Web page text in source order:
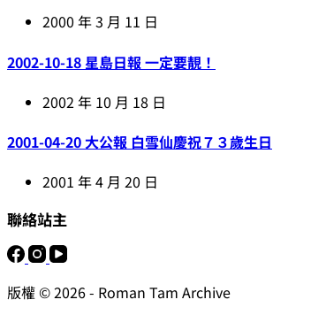
2000 年 3 月 11 日
2002-10-18 星島日報 一定要靚！
2002 年 10 月 18 日
2001-04-20 大公報 白雪仙慶祝７３歲生日
2001 年 4 月 20 日
聯絡站主
版權 © 2026 - Roman Tam Archive